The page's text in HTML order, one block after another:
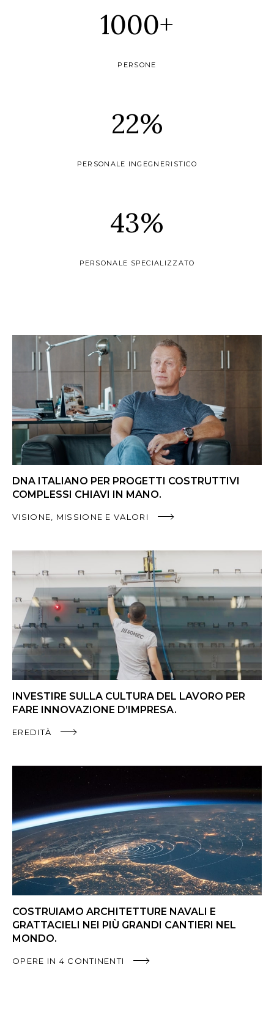
1000+
PERSONE
22%
PERSONALE INGEGNERISTICO
43%
PERSONALE SPECIALIZZATO
DNA ITALIANO PER PROGETTI COSTRUTTIVI
COMPLESSI CHIAVI IN MANO.
VISIONE, MISSIONE E VALORI
INVESTIRE SULLA CULTURA DEL LAVORO PER
FARE INNOVAZIONE D’IMPRESA.
EREDITÀ
COSTRUIAMO ARCHITETTURE NAVALI E
GRATTACIELI NEI PIÙ GRANDI CANTIERI NEL
MONDO.
OPERE IN 4 CONTINENTI